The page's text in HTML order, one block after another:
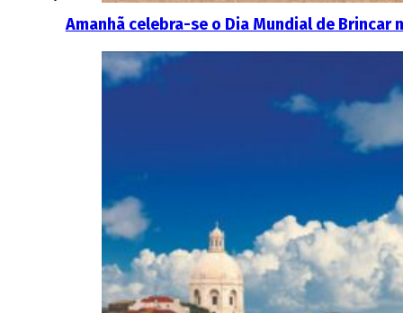
Amanhã celebra-se o Dia Mundial de Brincar